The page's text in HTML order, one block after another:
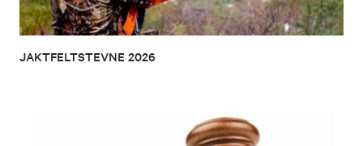
JAKTFELTSTEVNE 2026